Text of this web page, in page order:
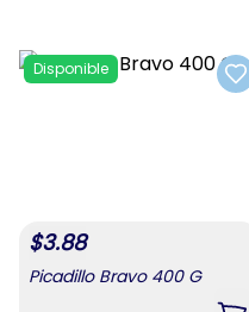
Disponible
$3.88
Picadillo Bravo 400 G